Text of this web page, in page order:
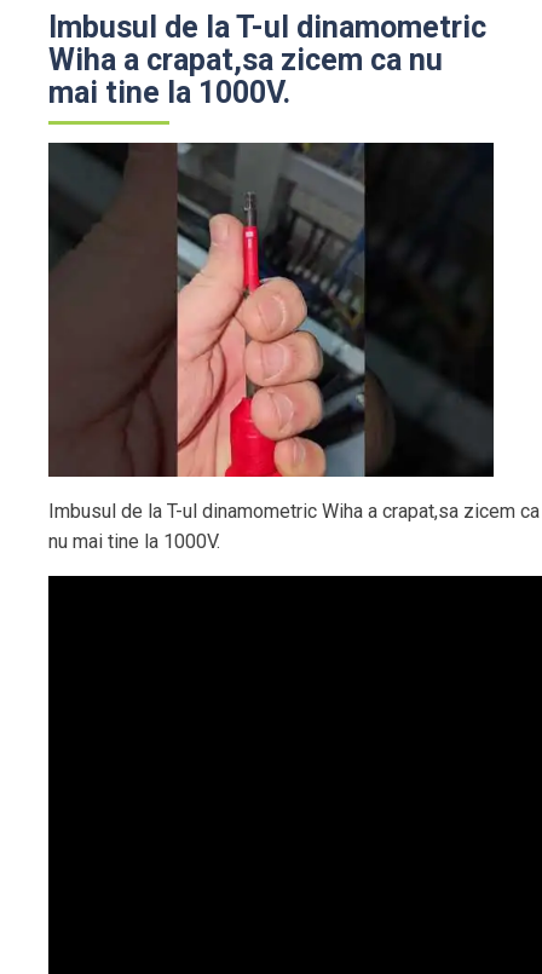
Imbusul de la T-ul dinamometric
Wiha a crapat,sa zicem ca nu
mai tine la 1000V.
Imbusul de la T-ul dinamometric Wiha a crapat,sa zicem ca
nu mai tine la 1000V.